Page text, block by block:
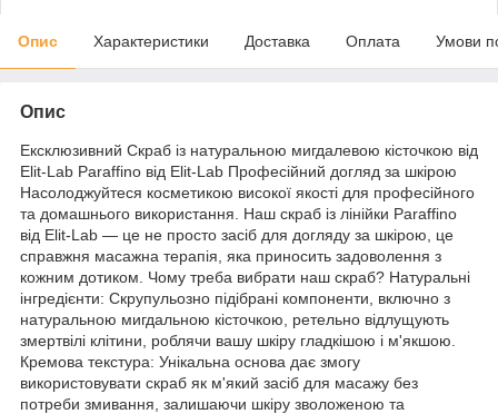
Опис Характеристики Доставка Оплата Умови
Опис
Ексклюзивний Скраб із натуральною мигдалевою кісточкою від
Elit-Lab Paraffino від Elit-Lab Професійний догляд за шкірою
Насолоджуйтеся косметикою високої якості для професійного
та домашнього використання. Наш скраб із лінійки Paraffino
від Elit-Lab — це не просто засіб для догляду за шкірою, це
справжня масажна терапія, яка приносить задоволення з
кожним дотиком. Чому треба вибрати наш скраб? Натуральні
інгредієнти: Скрупульозно підібрані компоненти, включно з
натуральною мигдальною кісточкою, ретельно відлущують
змертвілі клітини, роблячи вашу шкіру гладкішою і м'якшою.
Кремова текстура: Унікальна основа дає змогу
використовувати скраб як м'який засіб для масажу без
потреби змивання, залишаючи шкіру зволоженою та